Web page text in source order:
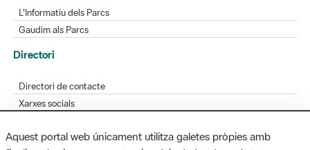
L'Informatiu dels Parcs
Gaudim als Parcs
Directori
Directori de contacte
Xarxes socials
Bústia de suggeriments
Aquest portal web únicament utilitza galetes pròpies amb